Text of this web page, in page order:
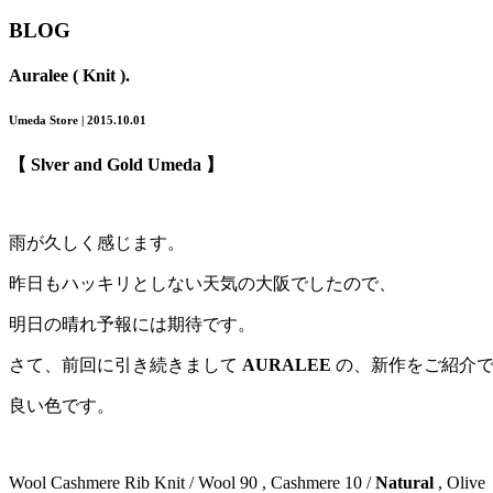
BLOG
Auralee ( Knit ).
Umeda Store | 2015.10.01
【 Slver and Gold Umeda 】
雨が久しく感じます。
昨日もハッキリとしない天気の大阪でしたので、
明日の晴れ予報には期待です。
さて、前回に引き続きまして AURALEE の、新作をご紹介
良い色です。
Wool Cashmere Rib Knit / Wool 90 , Cashmere 10 /Natural , Olive